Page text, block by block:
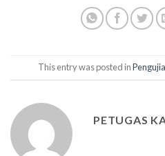
This entry was posted in
PETUGAS